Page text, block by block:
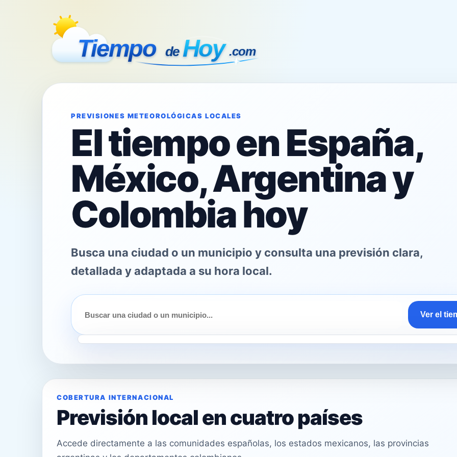
PREVISIONES METEOROLÓGICAS LOCALES
El tiempo en España,
México, Argentina y
Colombia hoy
Busca una ciudad o un municipio y consulta una previsión clara,
detallada y adaptada a su hora local.
Ver el
COBERTURA INTERNACIONAL
Previsión local en cuatro países
Accede directamente a las comunidades españolas, los estados mexicanos, las provincias